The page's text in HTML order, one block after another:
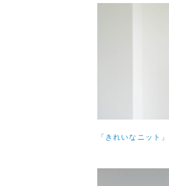
「きれいなニット」